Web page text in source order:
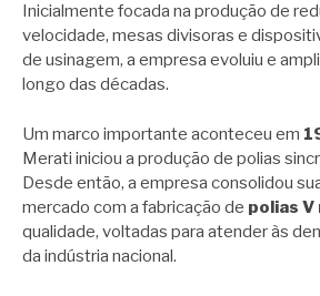
Inicialmente focada na produção de
velocidade, mesas divisoras e
de usinagem, a empresa evoluiu e
longo das décadas.
Um marco importante aconteceu em
Merati iniciou a produção de polias
Desde então, a empresa consolidou
mercado com a fabricação de polias
qualidade, voltadas para atender às
da indústria nacional.